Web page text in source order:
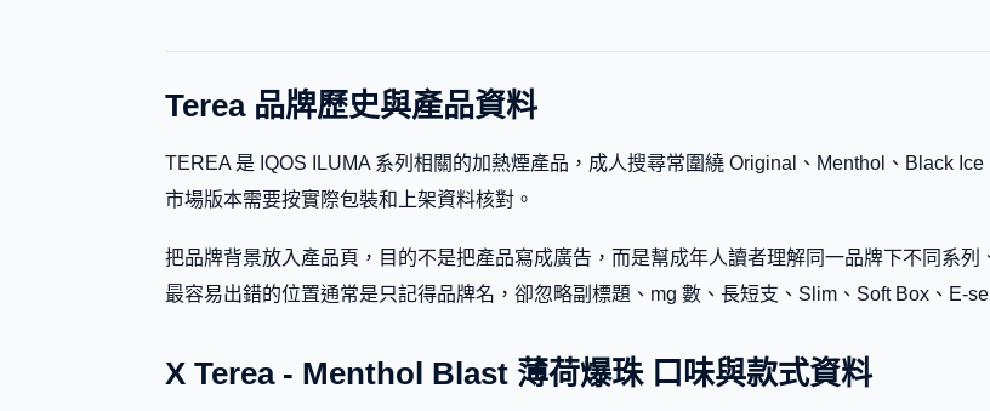
Terea 品牌歷史與產品資料
TEREA 是 IQOS ILUMA 系列相關的加熱煙產品，成人搜尋常圍繞 Original、Menthol、Black
市場版本需要按實際包裝和上架資料核對。
把品牌背景放入產品頁，目的不是把產品寫成廣告，而是幫成年人讀者理解同一品牌下不同系列
最容易出錯的位置通常是只記得品牌名，卻忽略副標題、mg 數、長短支、Slim、Soft Box、E-
X Terea - Menthol Blast 薄荷爆珠 口味與款式資料